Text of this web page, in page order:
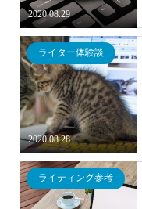
2020.08.29
2020.08.28
ライター体験談
ライティング参考